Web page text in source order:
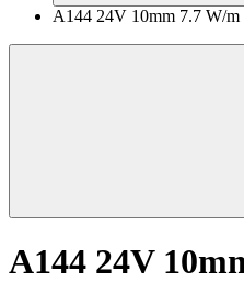
A144 24V 10mm 7.7 W/m
A144 24V